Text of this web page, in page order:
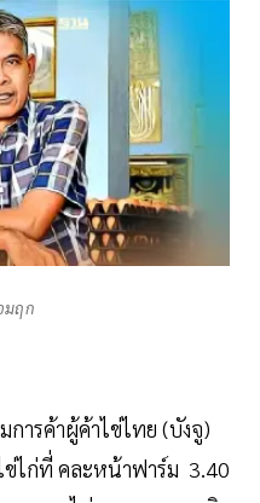
มฤก
ารค้าผู้ค้าไข่ไทย (บังจู)
ข่ไก่ที่ คละหน้าฟาร์ม 3.40